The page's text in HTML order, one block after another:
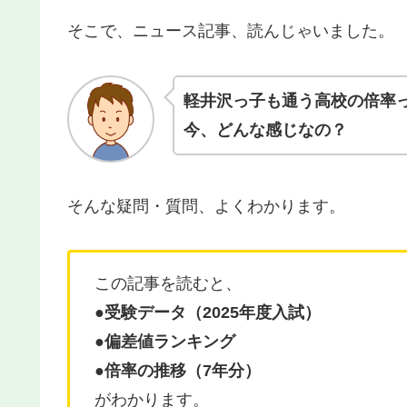
そこで、ニュース記事、読んじゃいました。
軽井沢っ子も通う高校の倍率
今、どんな感じなの？
そんな疑問・質問、よくわかります。
この記事を読むと、
●受験データ（2025年度入試）
●偏差値ランキング
●倍率の推移（7年分）
がわかります。